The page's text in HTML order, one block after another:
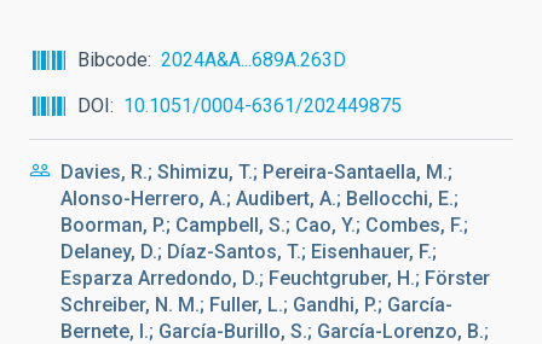
Bibcode
2024A&A...689A.263D
DOI
10.1051/0004-6361/202449875
Davies, R.; Shimizu, T.; Pereira-Santaella, M.;
Alonso-Herrero, A.; Audibert, A.; Bellocchi, E.;
Boorman, P.; Campbell, S.; Cao, Y.; Combes, F.;
Delaney, D.; Díaz-Santos, T.; Eisenhauer, F.;
Esparza Arredondo, D.; Feuchtgruber, H.; Förster
Schreiber, N. M.; Fuller, L.; Gandhi, P.; García-
Bernete, I.; García-Burillo, S.; García-Lorenzo, B.;